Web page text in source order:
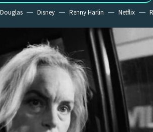
Disney Renny Harlin Netflix